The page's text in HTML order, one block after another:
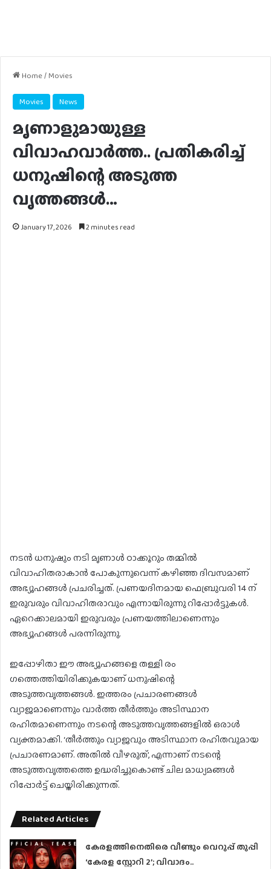
Home/ Movies
Movies News
മൃണാളുമായുള്ള
വിവാഹവാർത്ത.. പ്രതികരിച്ച്
ധനുഷിന്റെ അടുത്ത
വൃത്തങ്ങൾ…
January 17, 2026 2 minutes read
നടൻ ധനുഷും നടി മൃണാൾ ഠാക്കൂറും തമ്മിൽ
വിവാഹിതരാകാൻ പോകുന്നുവെന്ന് കഴിഞ്ഞ ദിവസമാണ്
അഭ്യൂഹങ്ങൾ പ്രചരിച്ചത്. പ്രണയദിനമായ ഫെബ്രുവരി 14 ന്
ഇരുവരും വിവാഹിതരാവും എന്നായിരുന്നു റിപ്പോർട്ടുകൾ.
ഏറെക്കാലമായി ഇരുവരും പ്രണയത്തിലാണെന്നും
അഭ്യൂഹങ്ങൾ പരന്നിരുന്നു.
ഇപ്പോഴിതാ ഈ അഭ്യൂഹങ്ങളെ തള്ളി രം​
ഗത്തെത്തിയിരിക്കുകയാണ് ധനുഷിന്റെ
അടുത്തവൃത്തങ്ങൾ. ഇത്തരം പ്രചാരണങ്ങൾ
വ്യാജമാണെന്നും വാർത്ത തീർത്തും അടിസ്ഥാന
രഹിതമാണെന്നും നടന്റെ അടുത്തവൃത്തങ്ങളിൽ ഒരാൾ
വ്യക്തമാക്കി. ‘തീർത്തും വ്യാജവും അടിസ്ഥാന രഹിതവുമായ
പ്രചാരണമാണ്. അതിൽ വീഴരുത്’, എന്നാണ് നടന്റെ
അടുത്തവൃത്തത്തെ ഉദ്ധരിച്ചുകൊണ്ട് ചില മാധ്യമങ്ങൾ
റിപ്പോർട്ട് ചെയ്തിരിക്കുന്നത്.
Related Articles
കേരളത്തിനെതിരെ വീണ്ടും വെറുപ്പ് തുപ്പി
‘കേരള സ്റ്റോറി 2’; വിവാദം..